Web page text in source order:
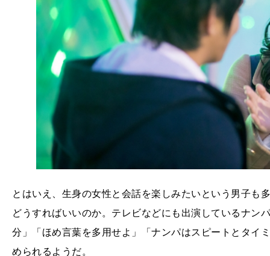
とはいえ、生身の女性と会話を楽しみたいという男子も
どうすればいいのか。テレビなどにも出演しているナン
分」「ほめ言葉を多用せよ」「ナンパはスピートとタイ
められるようだ。